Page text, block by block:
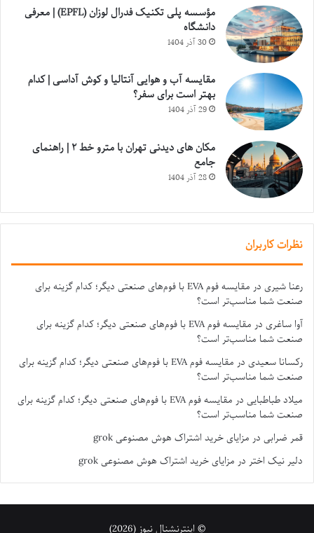
مؤسسه پلی تکنیک فدرال لوزان (EPFL) | معرفی
دانشگاه
30 آذر 1404
مقایسه آب و هوایی آنتالیا و کوش آداسی | کدام
بهتر است برای سفر؟
29 آذر 1404
مکان های دیدنی تهران با مترو خط ۲ | راهنمای
جامع
28 آذر 1404
نظرات کاربران
رعنا شیری در
مقایسه فوم EVA با فوم‌های صنعتی دیگر؛ کدام گزینه برای
صنعت شما مناسب‌تر است؟
آوا ساغری در
مقایسه فوم EVA با فوم‌های صنعتی دیگر؛ کدام گزینه برای
صنعت شما مناسب‌تر است؟
رکسانا سعیدی در
مقایسه فوم EVA با فوم‌های صنعتی دیگر؛ کدام گزینه برای
صنعت شما مناسب‌تر است؟
میلاد طباطبایی در
مقایسه فوم EVA با فوم‌های صنعتی دیگر؛ کدام گزینه برای
صنعت شما مناسب‌تر است؟
قمر ضرابی در مزایای خرید اشتراک هوش مصنوعی grok
دلیر نیک اختر در مزایای خرید اشتراک هوش مصنوعی grok
© اینترنشنال نیوز (2026)